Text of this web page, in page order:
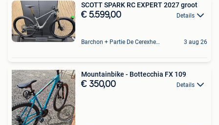
SCOTT SPARK RC EXPERT 2027 groot
€ 5.599,00 Details
Barchon + Partie De Cerexhe - Heuseux, De Evegnee - Tignee 3 aug 26
Mountainbike - Bottecchia FX 109
€ 350,00 Details